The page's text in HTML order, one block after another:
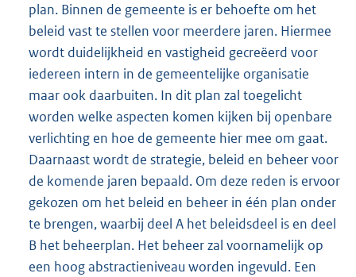
plan. Binnen de gemeente is er behoefte om het
beleid vast te stellen voor meerdere jaren. Hiermee
wordt duidelijkheid en vastigheid gecreëerd voor
iedereen intern in de gemeentelijke organisatie
maar ook daarbuiten. In dit plan zal toegelicht
worden welke aspecten komen kijken bij openbare
verlichting en hoe de gemeente hier mee om gaat.
Daarnaast wordt de strategie, beleid en beheer voor
de komende jaren bepaald. Om deze reden is ervoor
gekozen om het beleid en beheer in één plan onder
te brengen, waarbij deel A het beleidsdeel is en deel
B het beheerplan. Het beheer zal voornamelijk op
een hoog abstractieniveau worden ingevuld. Een